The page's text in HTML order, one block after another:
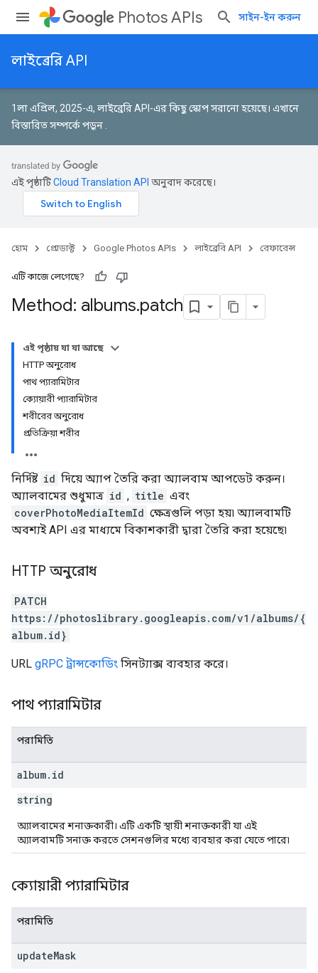
Photos APIs সাইন-ইন করুন
লাইব্রেরি API
1লা এপ্রিল, 2025-এ, লাইব্রেরি API-এর কিছু স্কোপ সরানো হয়েছে। এখানে
বিস্তারিত সম্পর্কে পড়ুন
এই পৃষ্ঠাটিCloud Translation API অনুবাদ করেছে।
হোম প্রোডাক্ট Google Photos APIs লাইব্রেরি API রেফারেন্স
এটি কাজে লেগেছে?
Method: albums.patch
এই পৃষ্ঠায় যা যা আছে
HTTP অনুরোধ
পাথ প্যারামিটার
ক্যোয়ারী প্যারামিটার
শরীরের অনুরোধ
প্রতিক্রিয়া শরীর
নির্দিষ্ট id দিয়ে অ্যাপ তৈরি করা অ্যালবাম আপডেট করুন।
অ্যালবামের শুধুমাত্র id , title এবং
coverPhotoMediaItemId ক্ষেত্রগুলি পড়া হয়৷ অ্যালবামটি
অবশ্যই API এর মাধ্যমে বিকাশকারী দ্বারা তৈরি করা হয়েছে৷
HTTP অনুরোধ
PATCH
https://photoslibrary.googleapis.com/v1/albums/{
album.id}
URL gRPC ট্রান্সকোডিং সিনট্যাক্স ব্যবহার করে।
পাথ প্যারামিটার
পরামিতি
album. id
string
অ্যালবামের শনাক্তকারী। এটি একটি স্থায়ী শনাক্তকারী যা এই
অ্যালবামটি সনাক্ত করতে সেশনগুলির মধ্যে ব্যবহার করা যেতে পারে৷
ক্যোয়ারী প্যারামিটার
পরামিতি
updateMask